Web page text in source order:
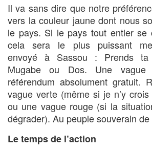
Il va sans dire que notre
vers la couleur jaune dont nous
le pays. Si le pays tout entier se
cela sera le plus puissant
envoyé à Sassou : Prends ta
Mugabe ou Dos. Une
référendum absolument gratuit.
vague verte (même si je n’y
ou une vague rouge (si la
dégrader). Au peuple souverain de
Le temps de l’action